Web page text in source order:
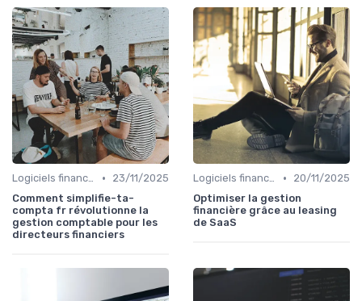
Logiciels financiers •
23/11/2025
Comment simplifie-ta-
compta fr révolutionne la
gestion comptable pour les
directeurs financiers
Logiciels financiers •
20/11/2025
Optimiser la gestion
financière grâce au leasing
de SaaS